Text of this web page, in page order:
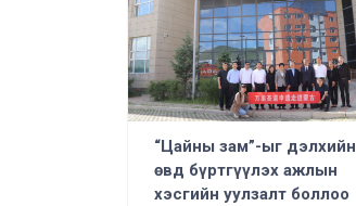
“Цайны зам”-ыг дэлхийн
өвд бүртгүүлэх ажлын
хэсгийн уулзалт боллоо